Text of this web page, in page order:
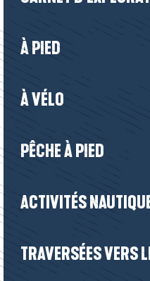
À PIED
À VÉLO
PÊCHE À PIED
ACTIVITÉS
TRAVERSÉES VERS
et confortable pour
Presqu’île de Guérande ?
vacances sont...
de Guérande ?
et sorties.
sur la destination La Baule-
chaleureux, la convivialité